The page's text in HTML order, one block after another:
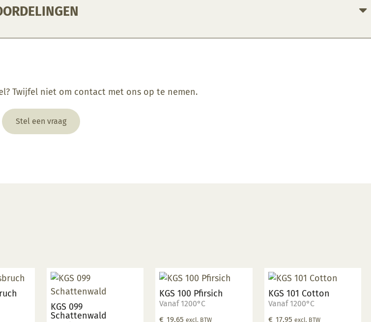
Twijfel niet om contact met ons op te nemen.
Stel een vraag
KGS 099
Schattenwald
KGS 100 Pfirsich
Vanaf 1200°C
€ 19,65 excl. BTW
KGS 101 Cotton
Vanaf 1200°C
€ 17,95 excl. BTW